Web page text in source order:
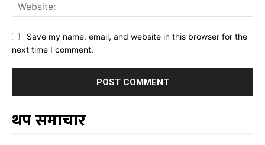
Save my name, email, and website in this browser for the
next time I comment.
थप समाचार